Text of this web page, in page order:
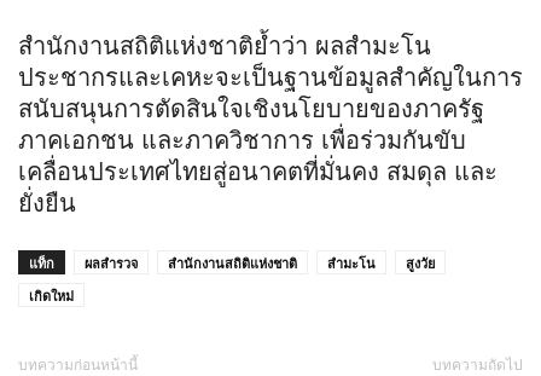
สำนักงานสถิติแห่งชาติย้ำว่า ผลสำมะโน
ประชากรและเคหะจะเป็นฐานข้อมูลสำคัญในการ
สนับสนุนการตัดสินใจเชิงนโยบายของภาครัฐ
ภาคเอกชน และภาควิชาการ เพื่อร่วมกันขับ
เคลื่อนประเทศไทยสู่อนาคตที่มั่นคง สมดุล และ
ยั่งยืน
แท็ก ผลสำรวจ สำนักงานสถิติแห่งชาติ สำมะโน
สูงวัย
เกิดใหม่
บทความก่อนหน้านี้ บทความถัดไป